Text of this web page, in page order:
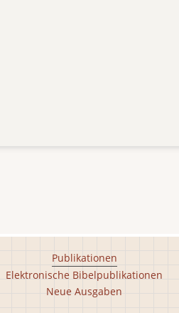
Publikationen
Elektronische Bibelpublikationen
Neue Ausgaben